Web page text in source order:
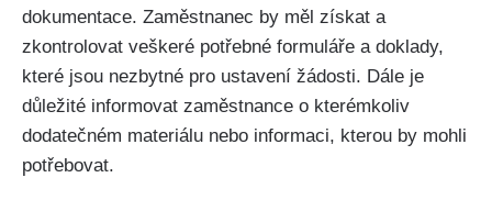
dokumentace. Zaměstnanec by měl získat a
zkontrolovat veškeré potřebné formuláře a doklady,
které jsou nezbytné pro ustavení žádosti. Dále je
důležité informovat zaměstnance o kterémkoliv
dodatečném materiálu nebo informaci, kterou by mohli
potřebovat.